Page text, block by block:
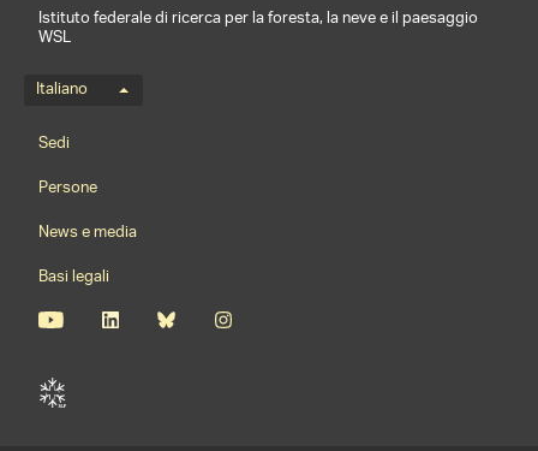
Istituto federale di ricerca per la foresta, la neve e il paesaggio
WSL
Menu della lingua
Italiano
Footernavigation
Sedi
Persone
News e media
Basi legali